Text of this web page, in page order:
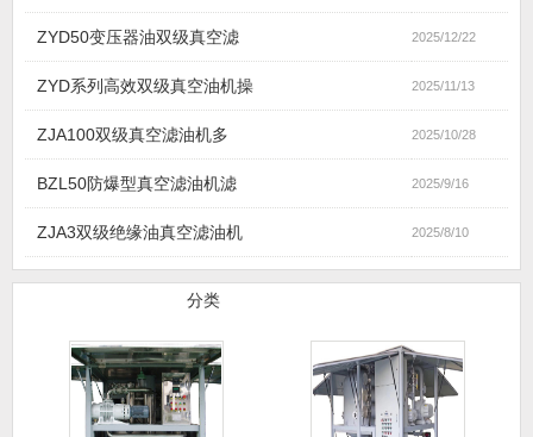
ZYD50变压器油双级真空滤 2025/12/22
ZYD系列高效双级真空油机操 2025/11/13
ZJA100双级真空滤油机多 2025/10/28
BZL50防爆型真空滤油机滤 2025/9/16
ZJA3双级绝缘油真空滤油机 2025/8/10
分类